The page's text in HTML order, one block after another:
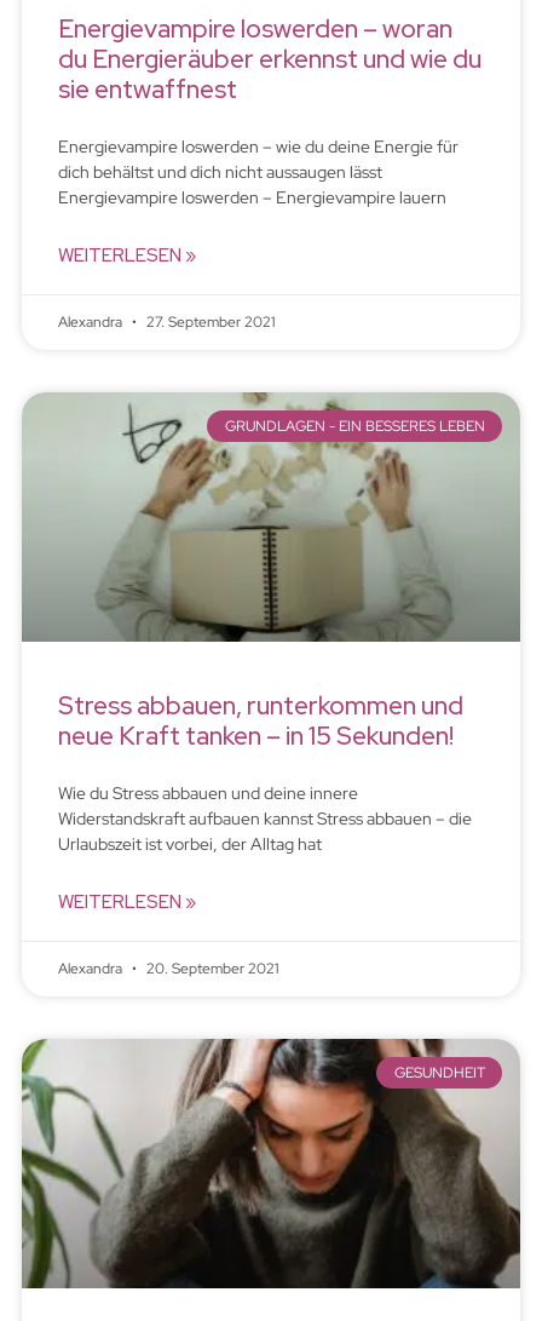
Energievampire loswerden – woran
du Energieräuber erkennst und wie du
sie entwaffnest
Energievampire loswerden – wie du deine Energie für
dich behältst und dich nicht aussaugen lässt
Energievampire loswerden – Energievampire lauern
WEITERLESEN »
Alexandra 27. September 2021
GRUNDLAGEN - EIN BESSERES LEBEN
Stress abbauen, runterkommen und
neue Kraft tanken – in 15 Sekunden!
Wie du Stress abbauen und deine innere
Widerstandskraft aufbauen kannst Stress abbauen – die
Urlaubszeit ist vorbei, der Alltag hat
WEITERLESEN »
Alexandra 20. September 2021
GESUNDHEIT